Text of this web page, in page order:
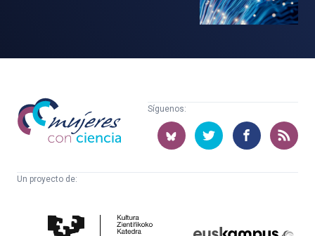
Mujeres
con
ciencia
Síguenos:
Un proyecto de:
Cultura